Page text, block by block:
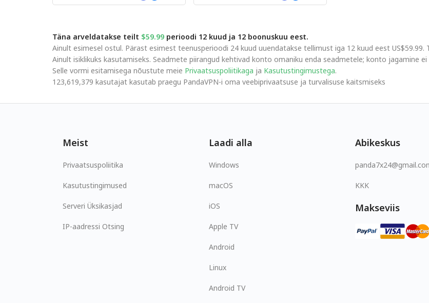
Täna arveldatakse teilt $59.99 perioodi 12 kuud ja 12 boonuskuu eest.
Ainult esimesel ostul. Pärast esimest teenusperioodi 24 kuud uuendatakse tellimust iga 12 kuud eest US$59.99.
Ainult isiklikuks kasutamiseks. Seadmete piirangud kehtivad konto omaniku enda seadmetele; konto jagamine ei
Selle vormi esitamisega nõustute meie Privaatsuspoliitikaga ja Kasutustingimustega.
123,619,379 kasutajat kasutab praegu PandaVPN-i oma veebiprivaatsuse ja turvalisuse kaitsmiseks
Meist
Privaatsuspoliitika
Kasutustingimused
Serveri Üksikasjad
IP-aadressi Otsing
Laadi alla
Windows
macOS
iOS
Apple TV
Android
Linux
Android TV
Abikeskus
KKK
Makseviis